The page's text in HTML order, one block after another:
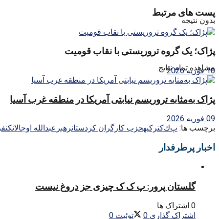
بدون نتیجه
مشاهده تمام نتایج
پست های مرتبط
پژاک؛ یک گروه تروریستی با نقاب قومیت
10 فوریه 2026
پژاک به‌مثابه تروریسم نیابتی آمریکا در منطقه غرب آسیا
09 فوریه 2026
برچسب ها: پ‌ك‌كتركيهحزب كارگران كردستانرهبر عبدالله اوجالان
اخبار پرطرفدار
گلستان پرور: پ ک ک چیزی جز دروغ نیست
0 اشتراک ها
اشتراک گذاری 0 توئیت 0